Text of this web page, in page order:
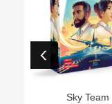
Sky Team